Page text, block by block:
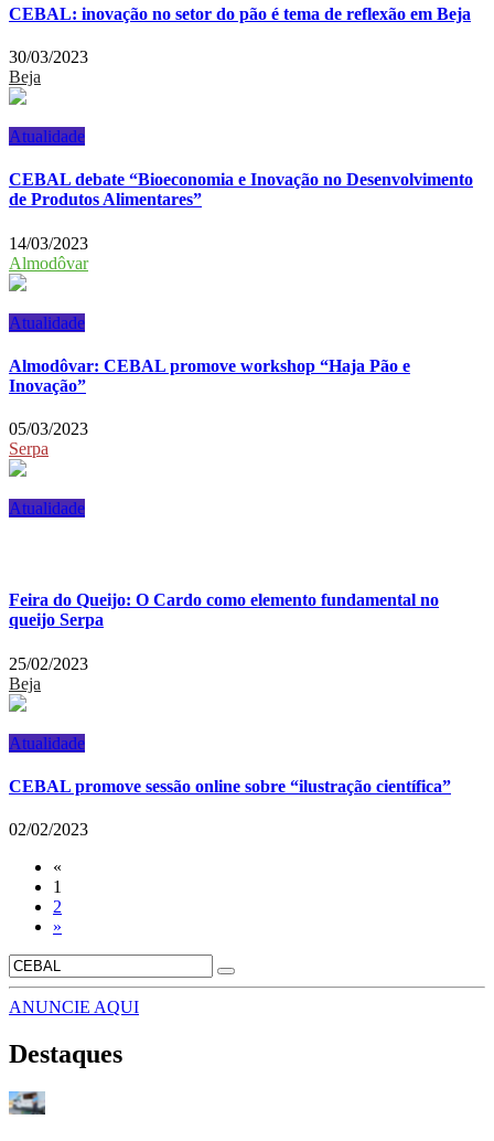
CEBAL: inovação no setor do pão é tema de reflexão em Beja
30/03/2023
Beja
Atualidade
CEBAL debate “Bioeconomia e Inovação no Desenvolvimento
de Produtos Alimentares”
14/03/2023
Almodôvar
Atualidade
Almodôvar: CEBAL promove workshop “Haja Pão e
Inovação”
05/03/2023
Serpa
Atualidade
Feira do Queijo: O Cardo como elemento fundamental no
queijo Serpa
25/02/2023
Beja
Atualidade
CEBAL promove sessão online sobre “ilustração científica”
02/02/2023
«
1
2
»
ANUNCIE AQUI
Destaques